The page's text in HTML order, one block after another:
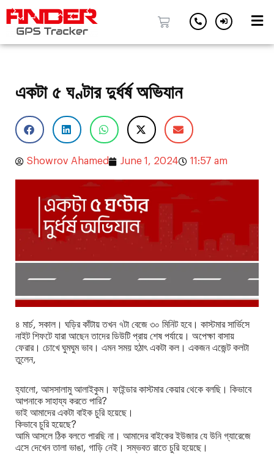
Skip
একটা ৫ ঘণ্টার দুর্ধর্ষ অভিযান
Showrov Ahamed June 1, 2024 11:57 am
৪ মার্চ, সকাল। ঘড়ির কাঁটায় তখন ৭টা বেজে ৩০ মিনিট হবে। কাস্টমার সার্ভিসে
নাইট শিফটে যারা আছেন তাদের ডিউটি প্রায় শেষ পর্যায়ে। অপেক্ষা বাসায়
ফেরার। চোখে ঘুমঘুম ভাব। এমন সময় হঠাৎ একটা কল। একজন এজেন্ট কলটা
তুলেন,
হ্যালো, আসসালামু আলাইকুম। ফাইন্ডার কাস্টমার কেয়ার থেকে বলছি। কিভাবে
আপনাকে সাহায্য করতে পারি?
ভাই আমাদের একটা বাইক চুরি হয়েছে।
কিভাবে চুরি হয়েছে?
আমি আসলে ঠিক বলতে পারছি না। আমাদের বাইকের ইউজার যে উনি গ্যারেজে
এসে দেখেন তালা ভাঙা, গাড়ি নেই। সম্ভবত রাতে চুরি হয়েছে।